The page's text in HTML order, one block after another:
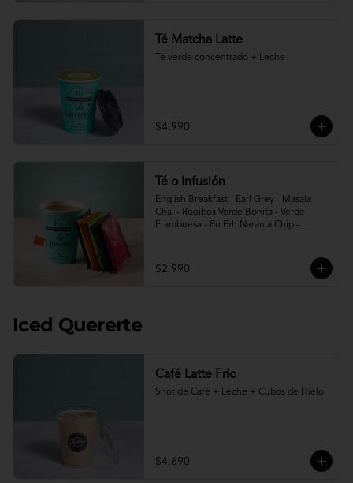
Té Matcha Latte
Té verde concentrado + Leche
$4.990
Té o Infusión
English Breakfast - Earl Grey - Masala
Chai - Rooibos Verde Bonita - Verde
Frambuesa - Pu Erh Naranja Chip -
$2.990
Iced Quererte
Café Latte Frío
Shot de Café + Leche + Cubos de Hielo
$4.690